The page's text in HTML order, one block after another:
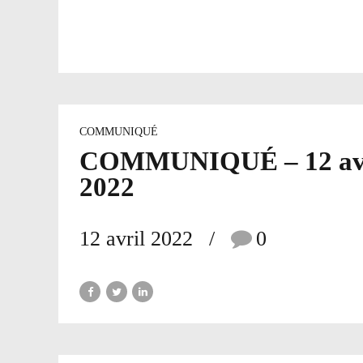
COMMUNIQUÉ
COMMUNIQUÉ – 12
2022
12 avril 2022 0